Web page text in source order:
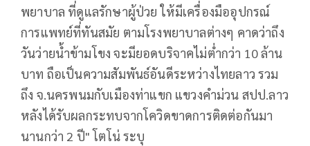
พยาบาล ที่ดูแลรักษาผู้ป่วย ให้มีเครื่องมืออุปกรณ์
การแพทย์ที่ทันสมัย ตามโรงพยาบาลต่างๆ คาดว่าถึง
วันว่ายน้ำข้ามโขง จะมียอดบริจาคไม่ต่ำกว่า 10 ล้าน
บาท ถือเป็นความสัมพันธ์อันดีระหว่างไทยลาว รวม
ถึง จ.นครพนมกับเมืองท่าแขก แขวงคำม่วน สปป.ลาว
หลังได้รับผลกระทบจากโควิดขาดการติดต่อกันมา
นานกว่า 2 ปี" โตโน่ ระบุ